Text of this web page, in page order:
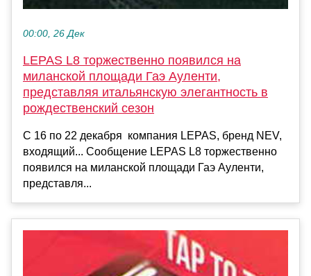
00:00, 26 Дек
LEPAS L8 торжественно появился на
миланской площади Гаэ Ауленти,
представляя итальянскую элегантность в
рождественский сезон
С 16 по 22 декабря компания LEPAS, бренд NEV,
входящий... Сообщение LEPAS L8 торжественно
появился на миланской площади Гаэ Ауленти,
представля...